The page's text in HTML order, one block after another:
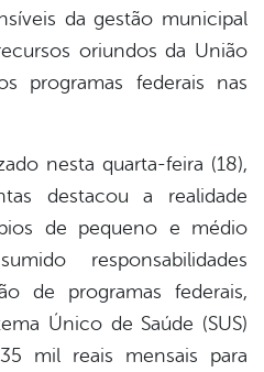
da gestão municipal
oriundos da União
programas federais nas
nesta quarta-feira (18),
destacou a realidade
de pequeno e médio
responsabilidades
de programas federais,
Único de Saúde (SUS)
mil reais mensais para